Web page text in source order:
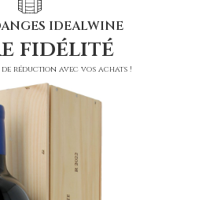
IDEALWINE
fidélité
de réduction avec vos achats !